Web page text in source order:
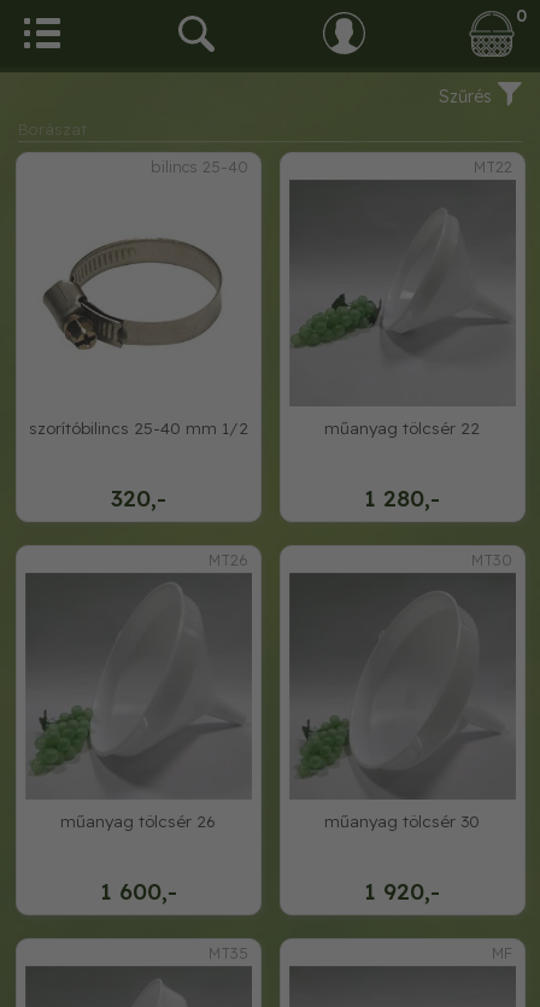
0
Szűrés
Borászat
bilincs 25-40
320,-
szorítóbilincs 25-40 mm 1/2
MT22
1 280,-
műanyag tölcsér 22
MT26
1 600,-
műanyag tölcsér 26
MT30
1 920,-
műanyag tölcsér 30
MT35 MF